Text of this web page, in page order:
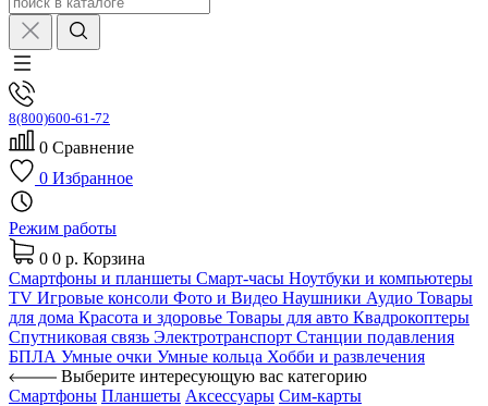
8(800)600-61-72
0 Сравнение
0 Избранное
Режим работы
0 0 р. Корзина
Смартфоны и планшеты Смарт-часы Ноутбуки и компьютеры
TV Игровые консоли Фото и Видео Наушники Аудио Товары
для дома Красота и здоровье Товары для авто Квадрокоптеры
Спутниковая связь Электротранспорт Станции подавления
БПЛА Умные очки Умные кольца Хобби и развлечения
Выберите интересующую вас категорию
Смартфоны Планшеты Аксессуары Сим-карты